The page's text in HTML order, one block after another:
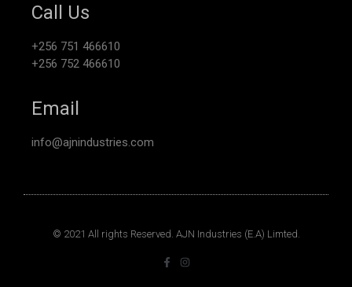
Call Us
+256 751 466610
+256 752 466610
Email
info@ajnindustries.com
© 2021 All rights Reserved. AJN Industries (E.A) Limted.